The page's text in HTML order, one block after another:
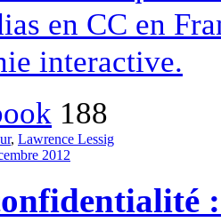
en CC en
interactive.
188
, Lawrence Lessig
2012